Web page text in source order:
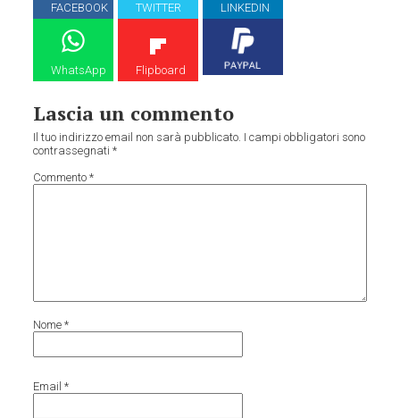
FACEBOOK TWITTER LINKEDIN
WhatsApp Flipboard
Lascia un commento
Il tuo indirizzo email non sarà pubblicato. I campi obbligatori sono
contrassegnati*
Commento*
Nome*
Email*